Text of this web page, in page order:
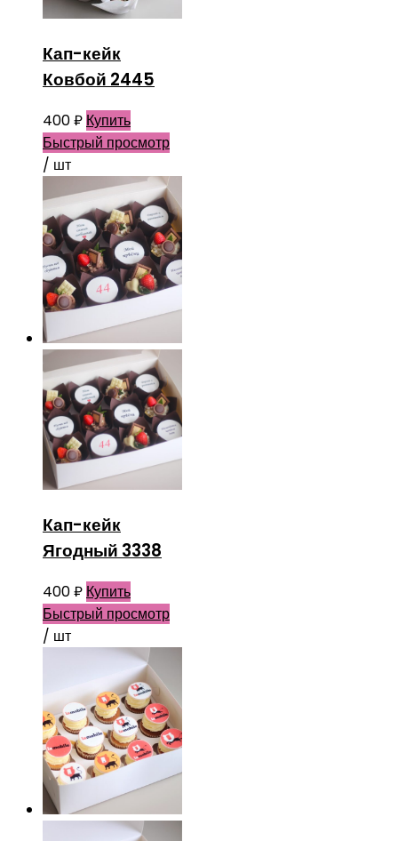
Кап-кейк
Ковбой 2445
400₽ Купить
Быстрый просмотр
/ шт
Кап-кейк
Ягодный 3338
400₽ Купить
Быстрый просмотр
/ шт